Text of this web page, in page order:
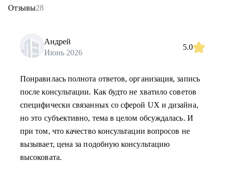
Отзывы28
Андрей
Июнь 2026
5.0
Понравилась полнота ответов, организация, запись
после консультации. Как будто не хватило советов
специфически связанных со сферой UX и дизайна,
но это субъективно, тема в целом обсуждалась. И
при том, что качество консультации вопросов не
вызывает, цена за подобную консультацию
высоковата.